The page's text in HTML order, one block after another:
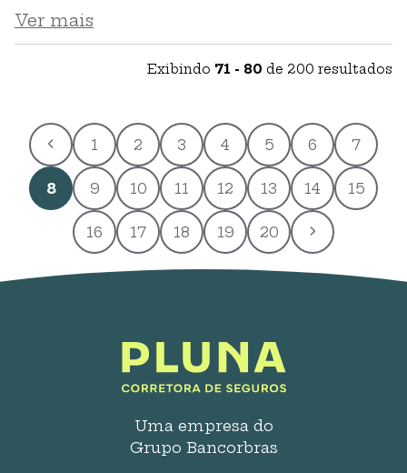
cinematográficos é oferecida a cobertura
opcional para perda ou pagamento de
aluguel, que garante o pagamento do
Ver mais
Exibindo 71 - 80 de 200 resultados
1 2 3 4 5 6 7
8 9 10 11 12 13 14 15
16 17 18 19 20
Uma empresa do
Grupo Bancorbras